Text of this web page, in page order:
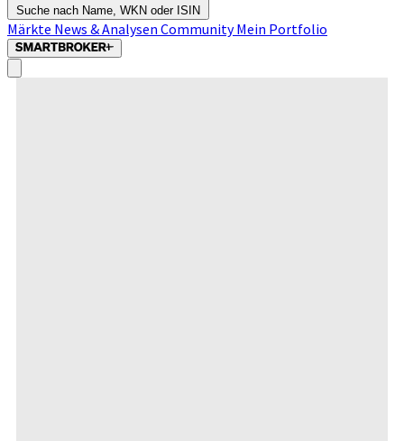
Suche nach Name, WKN oder ISIN
Märkte News & Analysen CommunityMein Portfolio